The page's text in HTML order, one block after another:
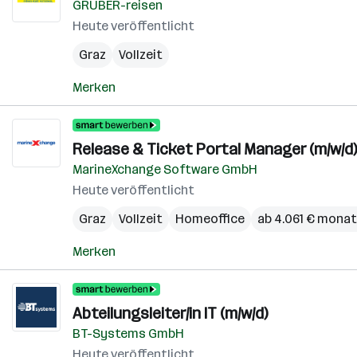
GRUBER-reisen
Heute veröffentlicht
Graz
Vollzeit
Merken
Release & Ticket Portal Manager (m/w/d)
MarineXchange Software GmbH
Heute veröffentlicht
Graz
Vollzeit Homeoffice ab 4.061 €
Merken
Abteilungsleiter/in IT (m/w/d)
BT-Systems GmbH